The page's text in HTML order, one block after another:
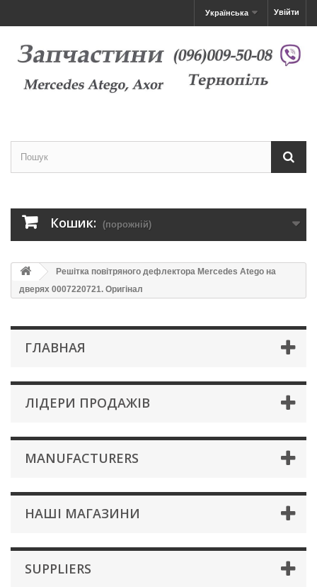
Увійти
Українська
Кошик: (порожній)
Решітка повітряного дефлектора Mercedes Atego на
дверях 0007220721. Оригінал
ГЛАВНАЯ
ЛІДЕРИ ПРОДАЖІВ
MANUFACTURERS
НАШІ МАГАЗИНИ
SUPPLIERS